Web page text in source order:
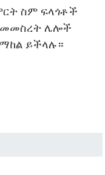
ስም ፍላጎቶች
ሌሎች
ይችላሉ።